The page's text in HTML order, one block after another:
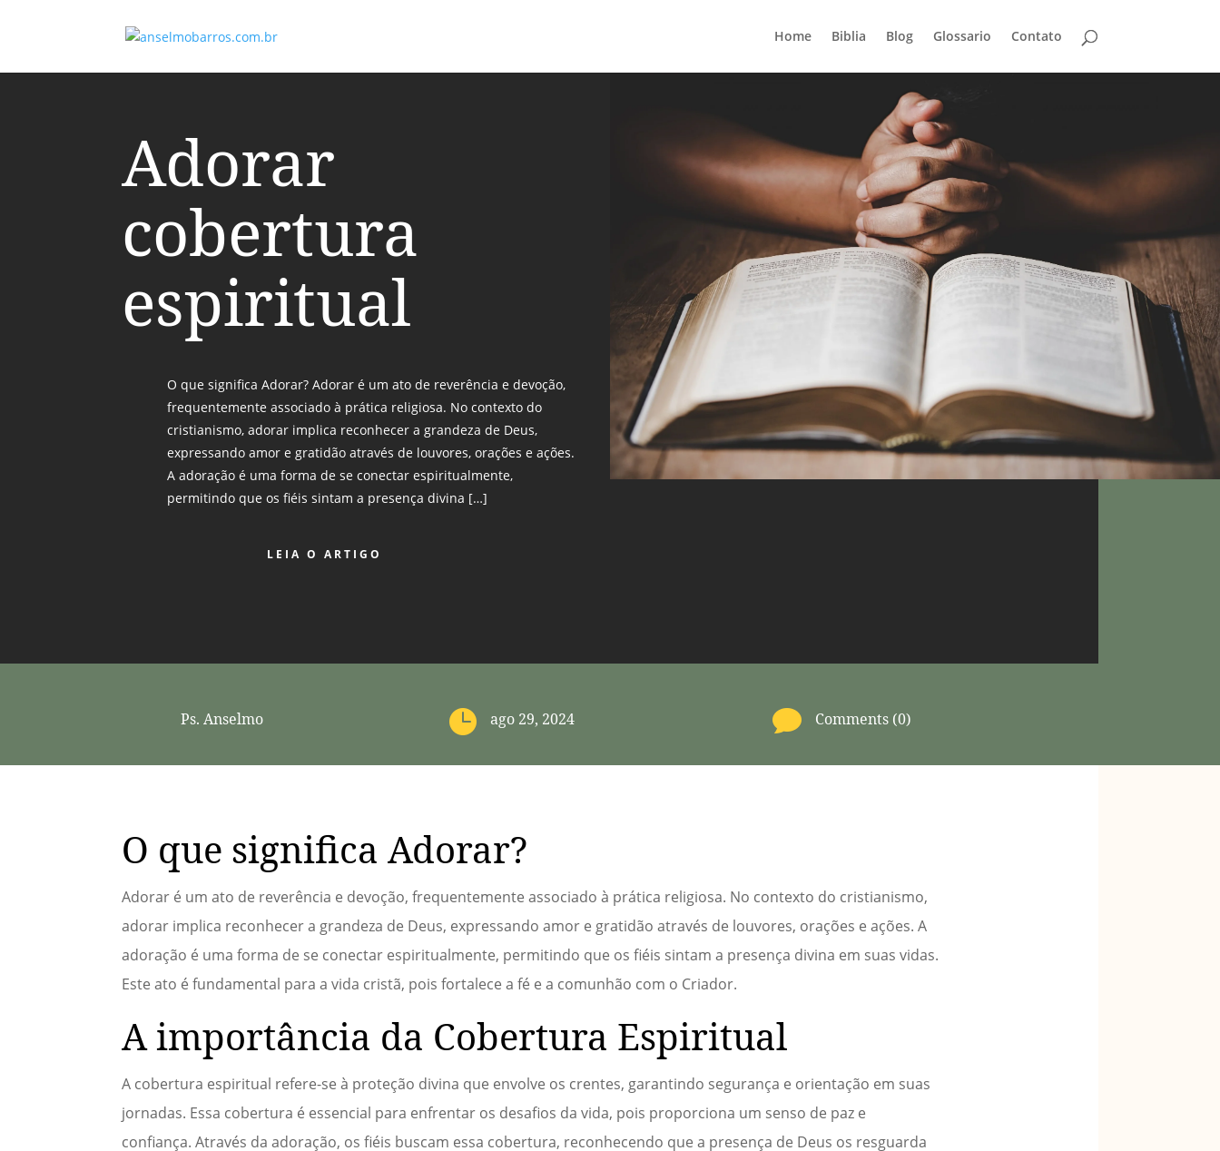
Home Biblia Blog Glossario Contato
Adorar
cobertura
espiritual
O que significa Adorar? Adorar é um ato de reverência e devoção,
frequentemente associado à prática religiosa. No contexto do
cristianismo, adorar implica reconhecer a grandeza de Deus,
expressando amor e gratidão através de louvores, orações e ações.
A adoração é uma forma de se conectar espiritualmente,
permitindo que os fiéis sintam a presença divina […]
LEIA O ARTIGO
Ps. Anselmo  ago 29, 2024  Comments (0)
O que significa Adorar?
Adorar é um ato de reverência e devoção, frequentemente associado à prática religiosa. No contexto do cristianismo,
adorar implica reconhecer a grandeza de Deus, expressando amor e gratidão através de louvores, orações e ações. A
adoração é uma forma de se conectar espiritualmente, permitindo que os fiéis sintam a presença divina em suas vidas.
Este ato é fundamental para a vida cristã, pois fortalece a fé e a comunhão com o Criador.
A importância da Cobertura Espiritual
A cobertura espiritual refere-se à proteção divina que envolve os crentes, garantindo segurança e orientação em suas
jornadas. Essa cobertura é essencial para enfrentar os desafios da vida, pois proporciona um senso de paz e
confiança. Através da adoração, os fiéis buscam essa cobertura, reconhecendo que a presença de Deus os resguarda